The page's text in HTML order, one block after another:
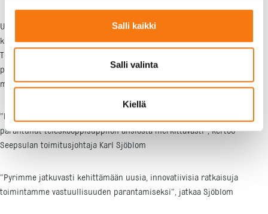
Salli kaikki
Salli valinta
Kiellä
Uusi täysin automatisoitu teleskooppisuppilo on sijoitettu
kiviainestehtaalla hienoaineksia kasaavan kuljettimen päähän.
Teleskooppisuppilo säätää korkeutensa automaattisesti aineskasan
pinnan mukaan, joten hienoaineksen pudotuskorkeus on aina paras
mahdollinen.
”Käyttökokemukset ovat olleet erittäin positiivisia. Ilmanlaatu on jo nyt
parantunut teleskooppisuppilon ansiosta merkittävästi”, kertoo
Seepsulan toimitusjohtaja Karl Sjöblom
”Pyrimme jatkuvasti kehittämään uusia, innovatiivisia ratkaisuja
toimintamme vastuullisuuden parantamiseksi”, jatkaa Sjöblom